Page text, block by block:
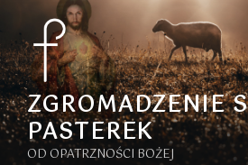
Przejdź
treści
ZGROMADZENIE
PASTEREK
OD OPATRZNOŚCI BOŻEJ